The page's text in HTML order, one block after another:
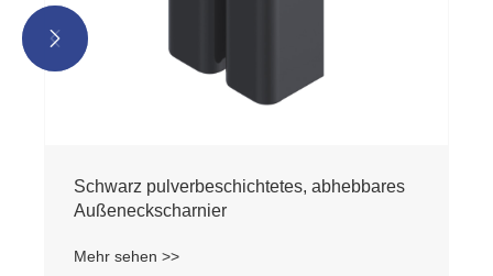
Schwarz pulverbeschichtetes, abhebbares
Außeneckscharnier
Mehr sehen >>

